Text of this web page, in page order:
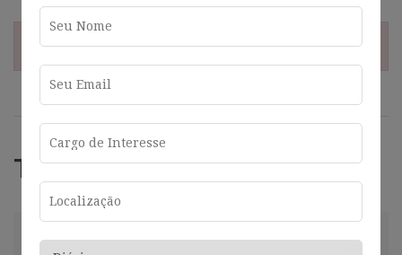
¡Esta oferta esta caducada!
Trabajos Relacionados
market